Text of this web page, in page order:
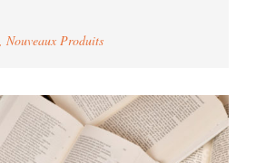
Nouveaux Produits